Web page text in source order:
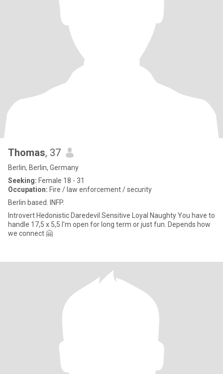
Thomas, 37
Berlin, Berlin, Germany
Seeking: Female 18 - 31
Occupation: Fire / law enforcement / security
Berlin based. INFP.
Introvert Hedonistic Daredevil Sensitive Loyal Naughty You have to
handle 17,5 x 5,5 I'm open for long term or just fun. Depends how
we connect 🤗